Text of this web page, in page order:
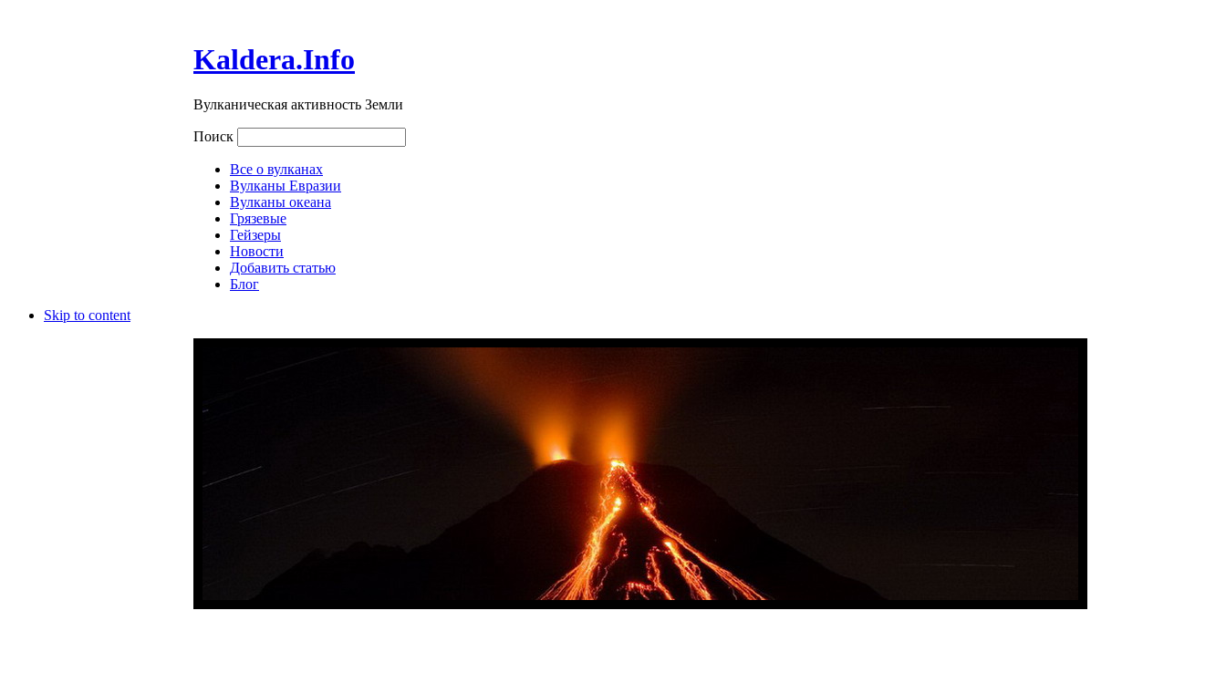
Kaldera.Info
Вулканическая активность Земли
Поиск
Все о вулканах
Вулканы Евразии
Вулканы океана
Грязевые
Гейзеры
Новости
Добавить статью
Блог
Skip to content